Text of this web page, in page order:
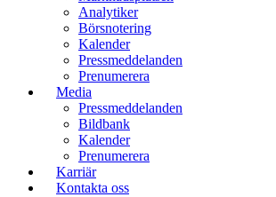
Analytiker
Börsnotering
Kalender
Pressmeddelanden
Prenumerera
Media
Pressmeddelanden
Bildbank
Kalender
Prenumerera
Karriär
Kontakta oss